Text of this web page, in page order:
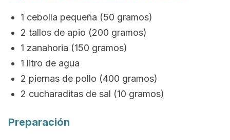
1 cebolla pequeña (50 gramos)
2 tallos de apio (200 gramos)
1 zanahoria (150 gramos)
1 litro de agua
2 piernas de pollo (400 gramos)
2 cucharaditas de sal (10 gramos)
Preparación